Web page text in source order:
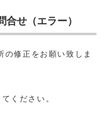
合せ（エラー）
の修正をお願い致しま
ください。